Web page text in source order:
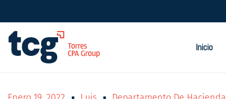
Inicio